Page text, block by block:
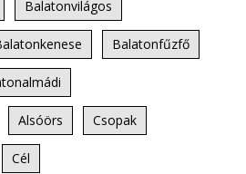
Balatonvilágos
Balatonfűzfő
Alsóörs Csopak
Cél